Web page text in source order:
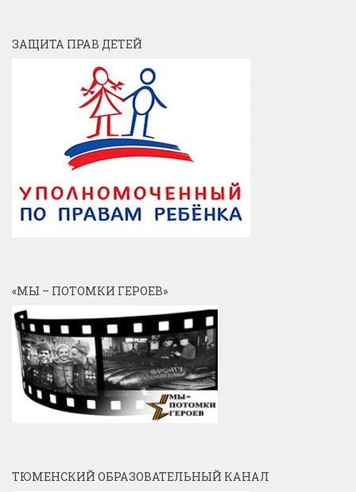
ЗАЩИТА ПРАВ ДЕТЕЙ
«МЫ – ПОТОМКИ ГЕРОЕВ»
ТЮМЕНСКИЙ ОБРАЗОВАТЕЛЬНЫЙ КАНАЛ